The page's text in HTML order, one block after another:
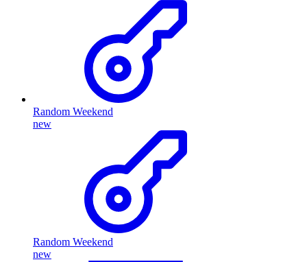
Random Weekend
new
Random Weekend
new